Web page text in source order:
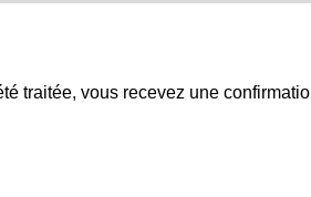
traitée, vous recevez une